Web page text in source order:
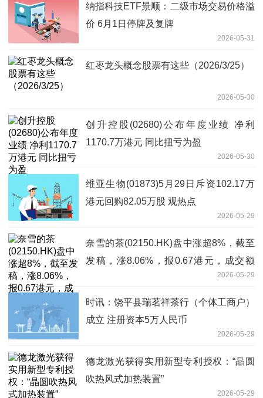
纳指科技ETF景顺：二级市场交易价格溢
价 6月1日停牌及复牌
2026-05-31
红枣龙头概念股票有这些（2026/3/25）
2026-05-30
创升控股(02680)公布年度业绩 净利
1170.7万港元 同比扭亏为盈
2026-05-30
维亚生物(01873)5月29日斥资102.17万
港元回购82.05万股 观热点
2026-05-29
奈雪的茶(02150.HK)盘中涨超8%，截至
发稿，涨8.06%，报0.67港元，成交额
2026-05-29
时讯：饶平县瑞茗祥茶行（个体工商户）
成立 注册资本5万人民币
2026-05-29
德龙激光获得实用新型专利授权：“晶圆
吹热风式加热装置”
2026-05-29